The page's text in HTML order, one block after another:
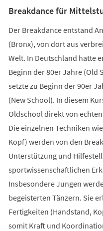
Breakdance für
Der Breakdance entstand
(Bronx), von dort aus
Welt. In Deutschland hatte
Beginn der 80er Jahre (Old
setzte zu Beginn der 90er
(New School). In diesem
Oldschool direkt von
Die einzelnen Techniken
Kopf) werden von den
Unterstützung und
sportwissenschaftlichen
Insbesondere Jungen
begeisterten Tänzern. Sie
Fertigkeiten (Handstand,
somit Kraft und